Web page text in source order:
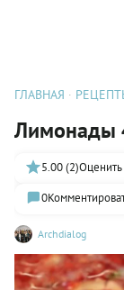
ГЛАВНАЯ
Лимонады
Archdialog
5.00 (2)Оценить
0